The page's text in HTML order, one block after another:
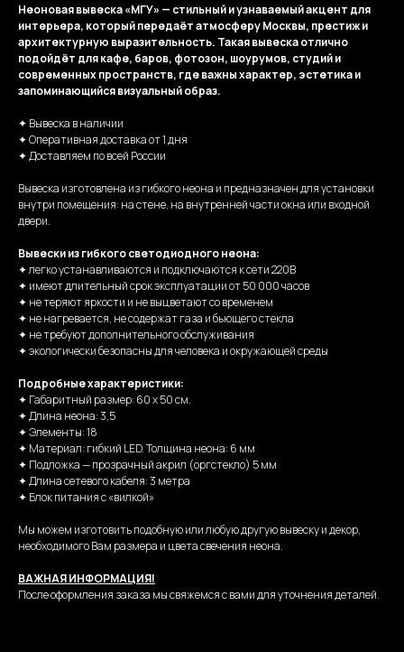
Неоновая вывеска «МГУ» — стильный и узнаваемый акцент для
интерьера, который передаёт атмосферу Москвы, престиж и
архитектурную выразительность. Такая вывеска отлично
подойдёт для кафе, баров, фотозон, шоурумов, студий и
современных пространств, где важны характер, эстетика и
запоминающийся визуальный образ.
✦ Вывеска в наличии
✦ Оперативная доставка от 1 дня
✦ Доставляем по всей России
Вывеска изготовлена из гибкого неона и предназначен для установки
внутри помещения: на стене, на внутренней части окна или входной
двери.
Вывески из гибкого светодиодного неона:
✦ легко устанавливаются и подключаются к сети 220В
✦ имеют длительный срок эксплуатации от 50 000 часов
✦ не теряют яркости и не выцветают со временем
✦ не нагревается, не содержат газа и бьющего стекла
✦ не требуют дополнительного обслуживания
✦ экологически безопасны для человека и окружающей среды
Подробные характеристики:
✦ Габаритный размер: 60 х 50 см.
✦ Длина неона: 3,5
✦ Элементы: 18
✦ Материал: гибкий LED. Толщина неона: 6 мм
✦ Подложка — прозрачный акрил (оргстекло) 5 мм
✦ Длина сетевого кабеля: 3 метра
✦ Блок питания с «вилкой»
Мы можем изготовить подобную или любую другую вывеску и декор,
необходимого Вам размера и цвета свечения неона.
ВАЖНАЯ ИНФОРМАЦИЯ!
После оформления заказа мы свяжемся с вами для уточнения деталей.